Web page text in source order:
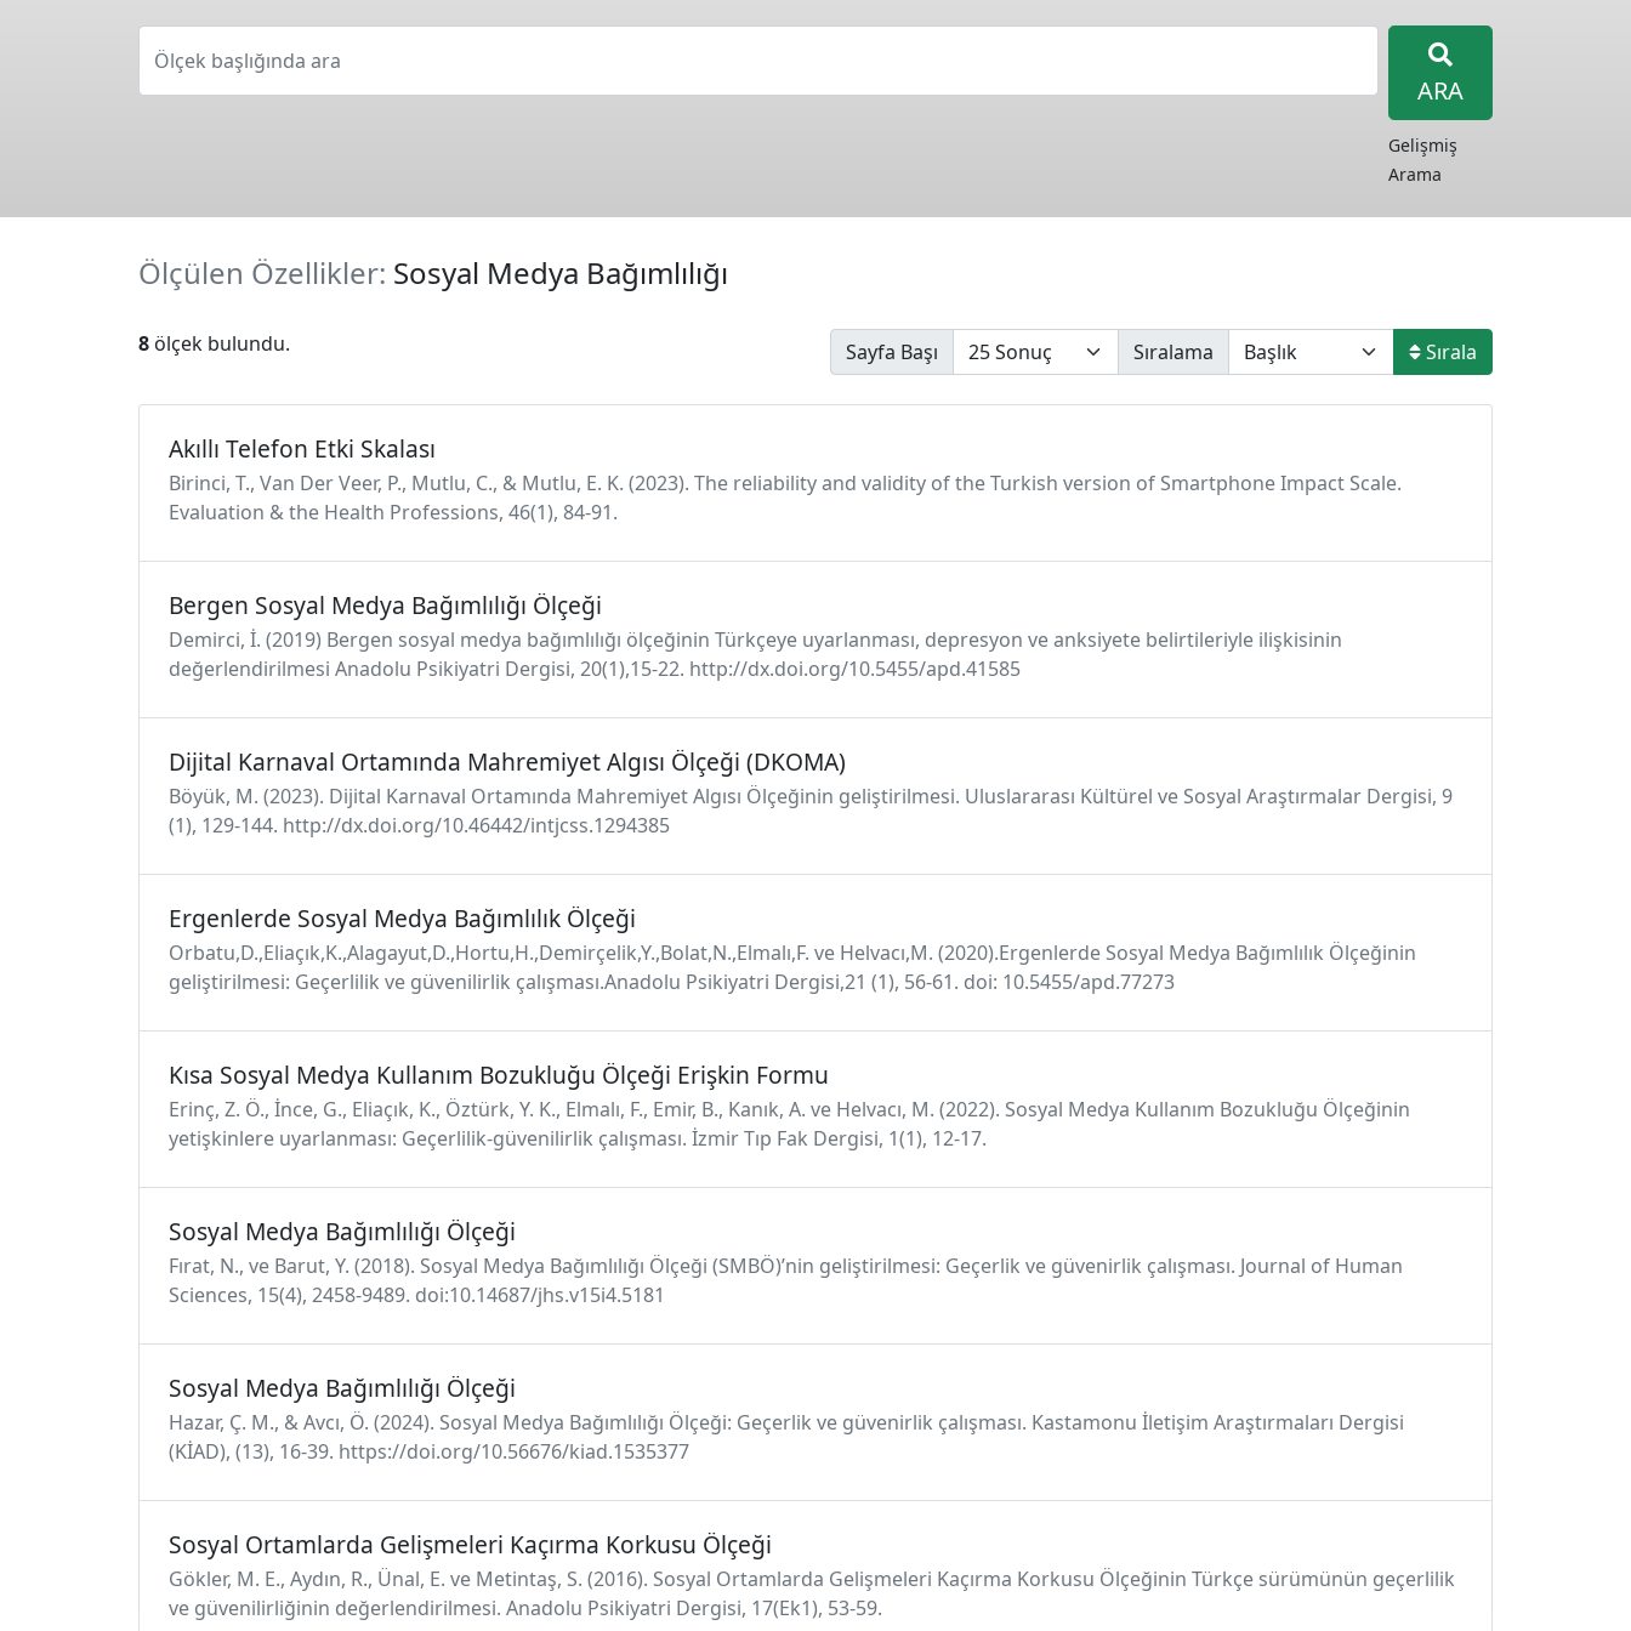
Ölçek başlığında ara
ARA
Gelişmiş
Arama
Ölçülen Özellikler: Sosyal Medya Bağımlılığı
8 ölçek bulundu. Sayfa Başı Sıralama Sırala
Akıllı Telefon Etki Skalası
Birinci, T., Van Der Veer, P., Mutlu, C., & Mutlu, E. K. (2023). The reliability and validity of the Turkish version of Smartphone Impact Scale.
Evaluation & the Health Professions, 46(1), 84-91.
Bergen Sosyal Medya Bağımlılığı Ölçeği
Demirci, İ. (2019) Bergen sosyal medya bağımlılığı ölçeğinin Türkçeye uyarlanması, depresyon ve anksiyete belirtileriyle ilişkisinin
değerlendirilmesi Anadolu Psikiyatri Dergisi, 20(1),15-22. http://dx.doi.org/10.5455/apd.41585
Dijital Karnaval Ortamında Mahremiyet Algısı Ölçeği (DKOMA)
Böyük, M. (2023). Dijital Karnaval Ortamında Mahremiyet Algısı Ölçeğinin geliştirilmesi. Uluslararası Kültürel ve Sosyal Araştırmalar Dergisi, 9
(1), 129-144. http://dx.doi.org/10.46442/intjcss.1294385
Ergenlerde Sosyal Medya Bağımlılık Ölçeği
Orbatu,D.,Eliaçık,K.,Alagayut,D.,Hortu,H.,Demirçelik,Y.,Bolat,N.,Elmalı,F. ve Helvacı,M. (2020).Ergenlerde Sosyal Medya Bağımlılık Ölçeğinin
geliştirilmesi: Geçerlilik ve güvenilirlik çalışması.Anadolu Psikiyatri Dergisi,21 (1), 56-61. doi: 10.5455/apd.77273
Kısa Sosyal Medya Kullanım Bozukluğu Ölçeği Erişkin Formu
Erinç, Z. Ö., İnce, G., Eliaçık, K., Öztürk, Y. K., Elmalı, F., Emir, B., Kanık, A. ve Helvacı, M. (2022). Sosyal Medya Kullanım Bozukluğu Ölçeğinin
yetişkinlere uyarlanması: Geçerlilik-güvenilirlik çalışması. İzmir Tıp Fak Dergisi, 1(1), 12-17.
Sosyal Medya Bağımlılığı Ölçeği
Fırat, N., ve Barut, Y. (2018). Sosyal Medya Bağımlılığı Ölçeği (SMBÖ)’nin geliştirilmesi: Geçerlik ve güvenirlik çalışması. Journal of Human
Sciences, 15(4), 2458-9489. doi:10.14687/jhs.v15i4.5181
Sosyal Medya Bağımlılığı Ölçeği
Hazar, Ç. M., & Avcı, Ö. (2024). Sosyal Medya Bağımlılığı Ölçeği: Geçerlik ve güvenirlik çalışması. Kastamonu İletişim Araştırmaları Dergisi
(KİAD), (13), 16-39. https://doi.org/10.56676/kiad.1535377
Sosyal Ortamlarda Gelişmeleri Kaçırma Korkusu Ölçeği
Gökler, M. E., Aydın, R., Ünal, E. ve Metintaş, S. (2016). Sosyal Ortamlarda Gelişmeleri Kaçırma Korkusu Ölçeğinin Türkçe sürümünün geçerlilik
ve güvenilirliğinin değerlendirilmesi. Anadolu Psikiyatri Dergisi, 17(Ek1), 53-59.